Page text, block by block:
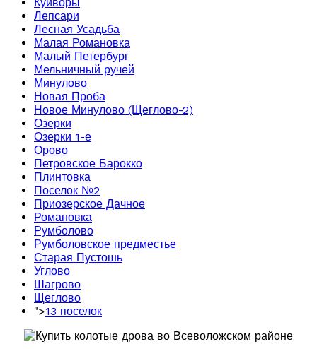
Лепсари
Лесная Усадьба
Малая Романовка
Малый Петербург
Мельничный ручей
Минулово
Новая Проба
Новое Минулово (Щеглово-2)
Озерки
Озерки 1-е
Орово
Петровское Барокко
Плинтовка
Поселок №2
Приозерское Дачное
Романовка
Румболово
Румболовское предместье
Старая Пустошь
Углово
Шагрово
Щеглово
">13 поселок